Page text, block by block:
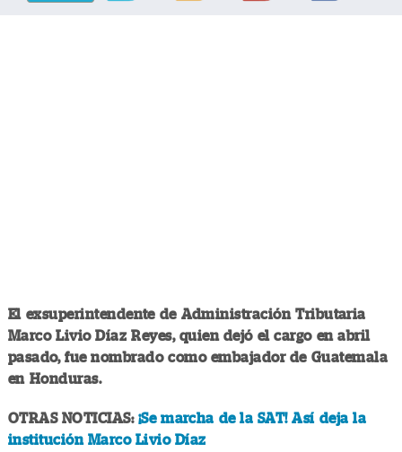
El exsuperintendente de Administración Tributaria
Marco Livio Díaz Reyes, quien dejó el cargo en abril
pasado, fue nombrado como embajador de Guatemala
en Honduras.
OTRAS NOTICIAS: ¡Se marcha de la SAT! Así deja la
institución Marco Livio Díaz